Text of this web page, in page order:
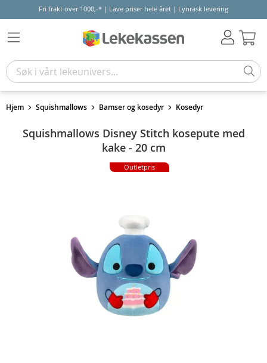
Fri frakt over 1000,-* | Lave priser hele året | Lynrask levering
Hjem Squishmallows Bamser og kosedyr Kosedyr
Squishmallows Disney Stitch kosepute med
kake - 20 cm
Outletpris